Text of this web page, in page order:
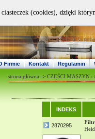
Firmie Kontakt Regulamin
strona główna -> CZĘŚCI MASZYN i
INDEKS
2870295
Filtr
(cookies), dzięki